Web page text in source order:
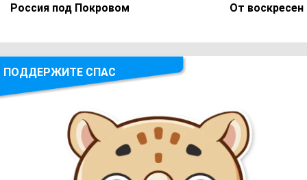
Россия под Покровом От
ПОДДЕРЖИТЕ СПАС